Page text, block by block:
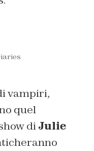
vampiri,
quel
diJulie